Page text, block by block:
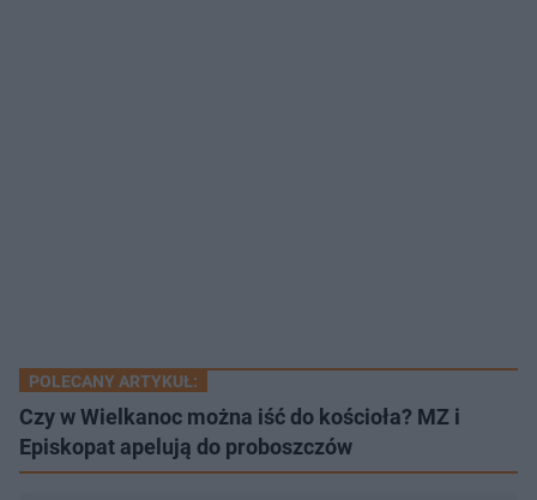
POLECANY ARTYKUŁ:
Czy w Wielkanoc można iść do kościoła? MZ i
Episkopat apelują do proboszczów